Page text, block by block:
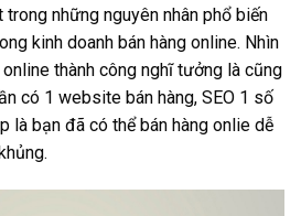
những nguyên nhân phổ biến
kinh doanh bán hàng online. Nhìn
thành công nghĩ tưởng là cũng
có 1 website bán hàng, SEO 1 số
là bạn đã có thể bán hàng onlie dễ